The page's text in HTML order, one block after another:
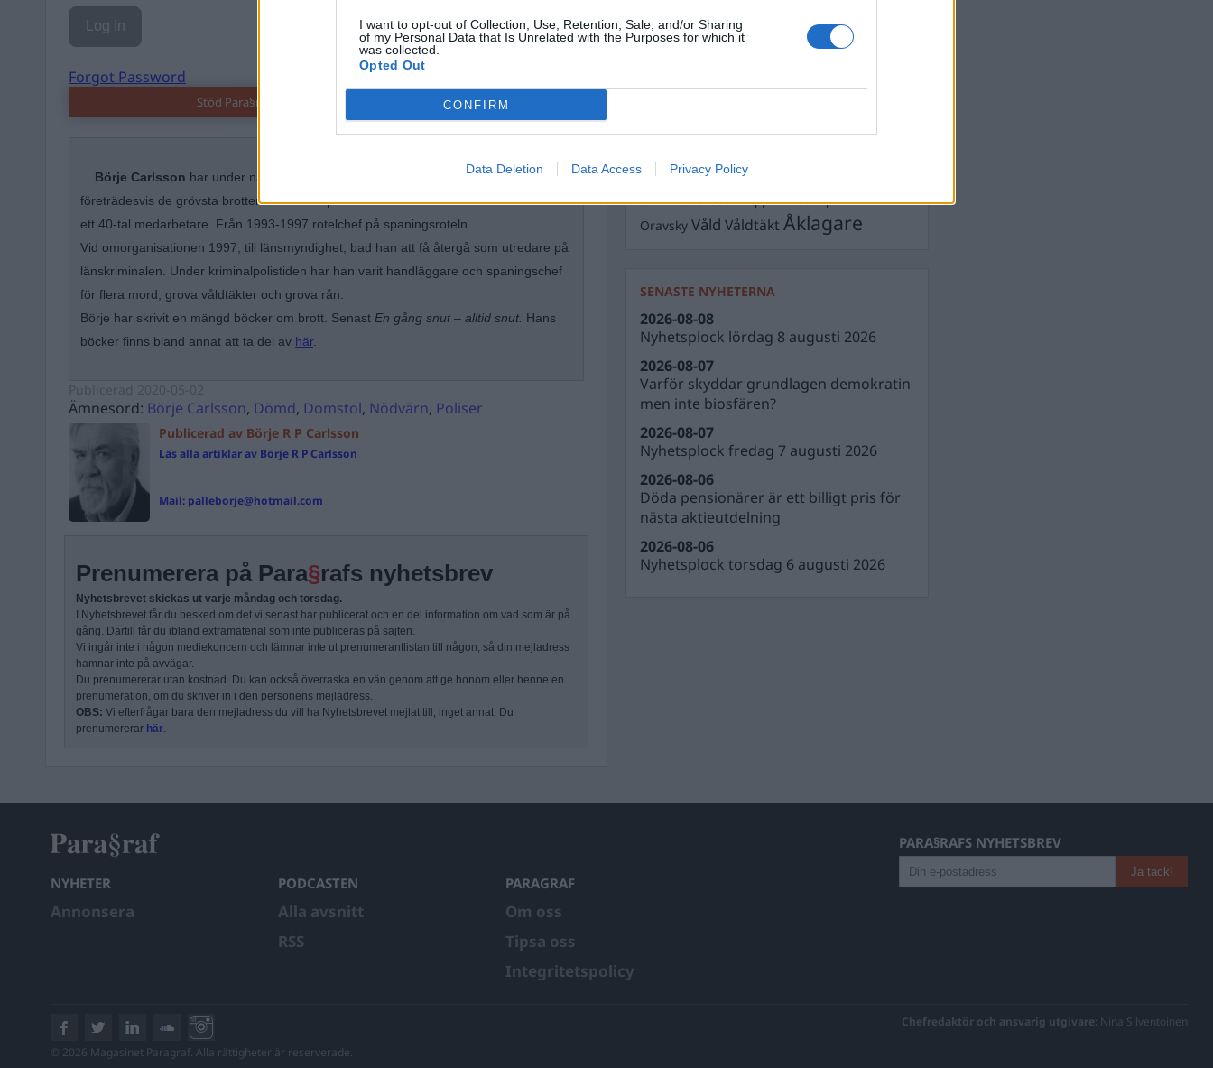
I want to opt-out of Collection, Use, Retention, Sale, and/or Sharing
of my Personal Data that Is Unrelated with the Purposes for which it
was collected.
Opted Out
CONFIRM
Data Deletion Data Access Privacy Policy
Forgot Password
Stöd Para§rafs bevakning av högerextremismen
Börje Carlsson har under nästan hela sin tid inom kriminalpolisen arbetat med
företrädesvis de grövsta brotten. Under ett par år var han rotelchef för en rotel med
ett 40-tal medarbetare. Från 1993-1997 rotelchef på spaningsroteln.
Vid omorganisationen 1997, till länsmyndighet, bad han att få återgå som utredare på
länskriminalen. Under kriminalpolistiden har han varit handläggare och spaningschef
för flera mord, grova våldtäkter och grova rån.
Börje har skrivit en mängd böcker om brott. Senast En gång snut – alltid snut. Hans
böcker finns bland annat att ta del av här.
Ämnesord: Börje Carlsson, Dömd, Domstol, Nödvärn, Poliser
Publicerad av Börje R P Carlsson
Läs alla artiklar av Börje R P Carlsson
Mail: palleborje@hotmail.com
Prenumerera på Para§rafs nyhetsbrev
Nyhetsbrevet skickas ut varje måndag och torsdag.
I Nyhetsbrevet får du besked om det vi senast har publicerat och en del information om vad som är på
gång. Därtill får du ibland extramaterial som inte publiceras på sajten.
Vi ingår inte i någon mediekoncern och lämnar inte ut prenumerantlistan till någon, så din mejladress
hamnar inte på avvägar.
Du prenumererar utan kostnad. Du kan också överraska en vän genom att ge honom eller henne en
prenumeration, om du skriver in i den personens mejladress.
OBS: Vi efterfrågar bara den mejladress du vill ha Nyhetsbrevet mejlat till, inget annat. Du
prenumererar här.
Misshandel Moderaterna Mord
Petter Inedahl Polisen
Sverigedemokraterna
Ulf Kristersson Upprättelse Vapen Vladimir
Oravsky Våld Våldtäkt Åklagare
SENASTE NYHETERNA
Nyhetsplock lördag 8 augusti 2026
2026-08-08
Varför skyddar grundlagen demokratin
men inte biosfären?
2026-08-07
Nyhetsplock fredag 7 augusti 2026
2026-08-07
Döda pensionärer är ett billigt pris för
nästa aktieutdelning
2026-08-06
Nyhetsplock torsdag 6 augusti 2026
2026-08-06
NYHETER
Annonsera
PODCASTEN
Alla avsnitt
RSS
PARAGRAF
Om oss
Tipsa oss
Integritetspolicy
PARA§RAFS NYHETSBREV
Chefredaktör och ansvarig utgivare: Nina Silventoinen
© 2026 Magasinet Paragraf. Alla rättigheter är reserverade.